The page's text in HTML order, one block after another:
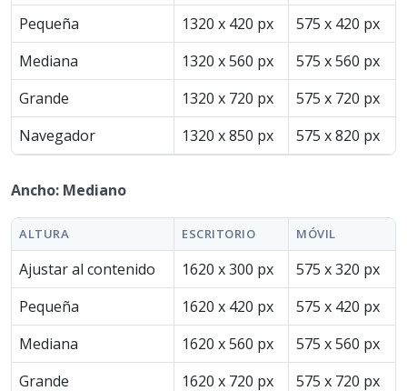
Pequeña
1320 x 420 px
575 x 420 px
Mediana
1320 x 560 px
575 x 560 px
Grande
1320 x 720 px
575 x 720 px
Navegador
1320 x 850 px 575 x 820 px
Ancho: Mediano
ALTURA ESCRITORIO MÓVIL
Ajustar al contenido 1620 x 300 px
575 x 320 px
Pequeña
1620 x 420 px
575 x 420 px
Mediana
1620 x 560 px
575 x 560 px
Grande
1620 x 720 px 575 x 720 px